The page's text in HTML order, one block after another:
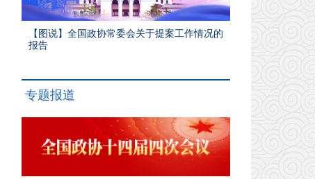
【图说】全国政协常委会关于提案工作情况的
报告
专题报道